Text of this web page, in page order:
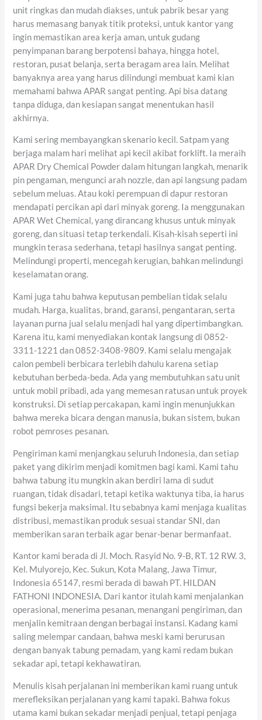
unit ringkas dan mudah diakses, untuk pabrik besar yang
harus memasang banyak titik proteksi, untuk kantor yang
ingin memastikan area kerja aman, untuk gudang
penyimpanan barang berpotensi bahaya, hingga hotel,
restoran, pusat belanja, serta beragam area lain. Melihat
banyaknya area yang harus dilindungi membuat kami kian
memahami bahwa APAR sangat penting. Api bisa datang
tanpa diduga, dan kesiapan sangat menentukan hasil
akhirnya.
Kami sering membayangkan skenario kecil. Satpam yang
berjaga malam hari melihat api kecil akibat forklift. Ia meraih
APAR Dry Chemical Powder dalam hitungan langkah, menarik
pin pengaman, mengunci arah nozzle, dan api langsung padam
sebelum meluas. Atau koki perempuan di dapur restoran
mendapati percikan api dari minyak goreng. Ia menggunakan
APAR Wet Chemical, yang dirancang khusus untuk minyak
goreng, dan situasi tetap terkendali. Kisah-kisah seperti ini
mungkin terasa sederhana, tetapi hasilnya sangat penting.
Melindungi properti, mencegah kerugian, bahkan melindungi
keselamatan orang.
Kami juga tahu bahwa keputusan pembelian tidak selalu
mudah. Harga, kualitas, brand, garansi, pengantaran, serta
layanan purna jual selalu menjadi hal yang dipertimbangkan.
Karena itu, kami menyediakan kontak langsung di 0852-
3311-1221 dan 0852-3408-9809. Kami selalu mengajak
calon pembeli berbicara terlebih dahulu karena setiap
kebutuhan berbeda-beda. Ada yang membutuhkan satu unit
untuk mobil pribadi, ada yang memesan ratusan untuk proyek
konstruksi. Di setiap percakapan, kami ingin menunjukkan
bahwa mereka bicara dengan manusia, bukan sistem, bukan
robot pemroses pesanan.
Pengiriman kami menjangkau seluruh Indonesia, dan setiap
paket yang dikirim menjadi komitmen bagi kami. Kami tahu
bahwa tabung itu mungkin akan berdiri lama di sudut
ruangan, tidak disadari, tetapi ketika waktunya tiba, ia harus
fungsi bekerja maksimal. Itu sebabnya kami menjaga kualitas
distribusi, memastikan produk sesuai standar SNI, dan
memberikan saran terbaik agar benar-benar bermanfaat.
Kantor kami berada di Jl. Moch. Rasyid No. 9-B, RT. 12 RW. 3,
Kel. Mulyorejo, Kec. Sukun, Kota Malang, Jawa Timur,
Indonesia 65147, resmi berada di bawah PT. HILDAN
FATHONI INDONESIA. Dari kantor itulah kami menjalankan
operasional, menerima pesanan, menangani pengiriman, dan
menjalin kemitraan dengan berbagai instansi. Kadang kami
saling melempar candaan, bahwa meski kami berurusan
dengan banyak tabung pemadam, yang kami redam bukan
sekadar api, tetapi kekhawatiran.
Menulis kisah perjalanan ini memberikan kami ruang untuk
merefleksikan perjalanan yang kami tapaki. Bahwa fokus
utama kami bukan sekadar menjadi penjual, tetapi penjaga